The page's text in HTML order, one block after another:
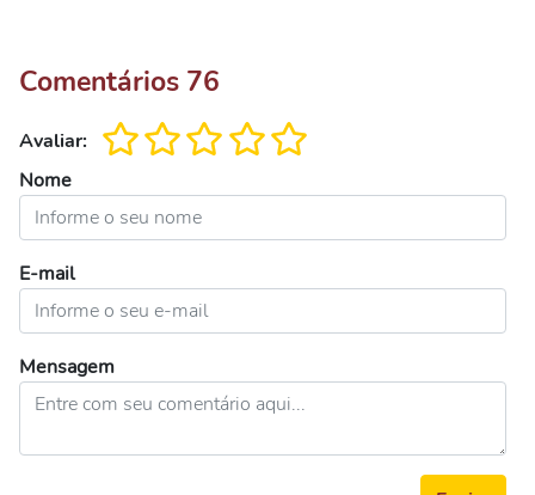
Comentários 76
Avaliar:
Nome
E-mail
Mensagem